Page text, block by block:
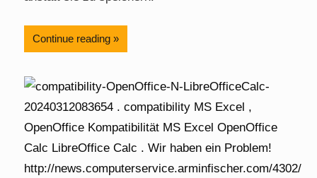
Continue reading